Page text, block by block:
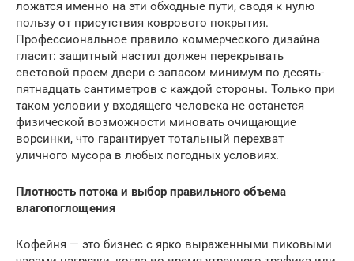
ложатся именно на эти обходные пути, сводя к нулю
пользу от присутствия коврового покрытия.
Профессиональное правило коммерческого дизайна
гласит: защитный настил должен перекрывать
световой проем двери с запасом минимум по десять-
пятнадцать сантиметров с каждой стороны. Только при
таком условии у входящего человека не останется
физической возможности миновать очищающие
ворсинки, что гарантирует тотальный перехват
уличного мусора в любых погодных условиях.
Плотность потока и выбор правильного объема
влагопоглощения
Кофейня — это бизнес с ярко выраженными пиковыми